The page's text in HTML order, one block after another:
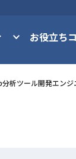
お役立ち
分析ツール開発エンジ